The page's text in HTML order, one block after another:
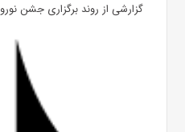
گزارشی از روند برگزاری جشن